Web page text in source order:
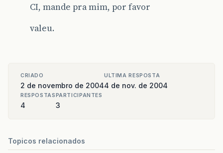
CI, mande pra mim, por favor
valeu.
CRIADO
2 de novembro de 2004
ULTIMA RESPOSTA
4 de nov. de 2004
RESPOSTAS
4
PARTICIPANTES
3
Topicos relacionados